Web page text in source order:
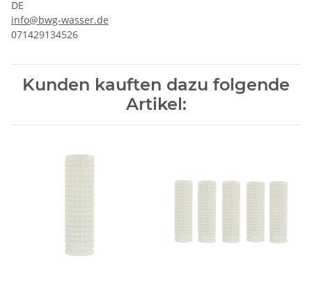
DE
info@bwg-wasser.de
071429134526
Kunden kauften dazu folgende
Artikel: